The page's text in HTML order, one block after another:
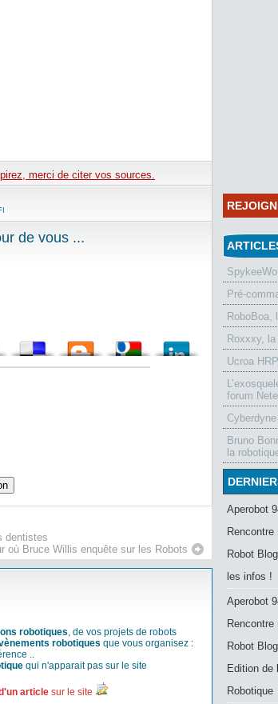
merci de citer vos sources.
de vous ...
dentistes
où Bruce Willis enquête sur les Robots
robotiques, de vos projets de robots
robotiques que vous organisez :
..
qui n'apparait pas sur le site
article sur le site
Pré-
RoboBoa,
Roxxxy,
Ucroa
forum
Bruno
la
Aperobot
Rencontre
Robot Blog
les infos !
Aperobot
Rencontre
Robot Blog
Edition de
Robotique